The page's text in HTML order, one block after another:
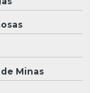
Minas